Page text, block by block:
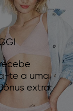
te a uma
extra: